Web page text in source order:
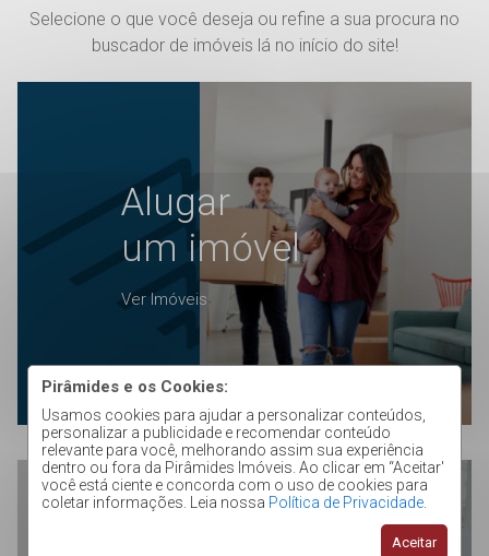
Pirâmides e os Cookies:
Usamos cookies para ajudar a personalizar conteúdos,
personalizar a publicidade e recomendar conteúdo
relevante para você, melhorando assim sua experiência
dentro ou fora da Pirâmides Imóveis. Ao clicar em “Aceitar'
você está ciente e concorda com o uso de cookies para
coletar informações. Leia nossa Política de Privacidade
Aceitar
Selecione o que você deseja ou refine a sua procura no
buscador de imóveis lá no início do site!
Alugar
um imóvel
Ver Imóveis